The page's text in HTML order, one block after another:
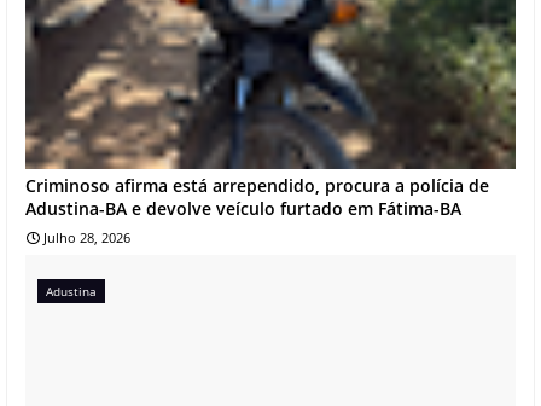
Criminoso afirma está arrependido, procura a polícia de
Adustina-BA e devolve veículo furtado em Fátima-BA
Julho 28, 2026
Adustina